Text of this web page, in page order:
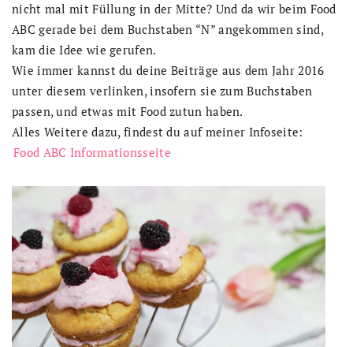
nicht mal mit Füllung in der Mitte? Und da wir beim Food
ABC gerade bei dem Buchstaben “N” angekommen sind,
kam die Idee wie gerufen.
Wie immer kannst du deine Beiträge aus dem Jahr 2016
unter diesem verlinken, insofern sie zum Buchstaben
passen, und etwas mit Food zutun haben.
Alles Weitere dazu, findest du auf meiner Infoseite:
Food ABC Informationsseite